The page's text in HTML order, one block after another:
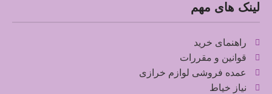
لینک های مهم
راهنمای خرید
قوانین و مقررات
عمده فروشی لوازم خرازی
نیاز خیاط